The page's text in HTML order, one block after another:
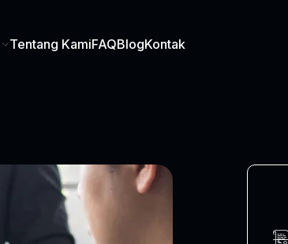
Tentang KamiFAQBlogKontak